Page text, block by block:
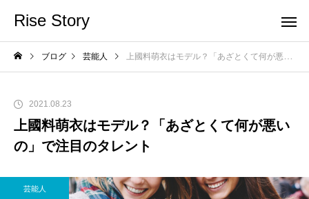
Rise Story
ブログ 芸能人 上國料萌衣はモデル？「あざとくて何が悪いの」で注目のタレント
2021.08.23
上國料萌衣はモデル？「あざとくて何が悪い
の」で注目のタレント
芸能人